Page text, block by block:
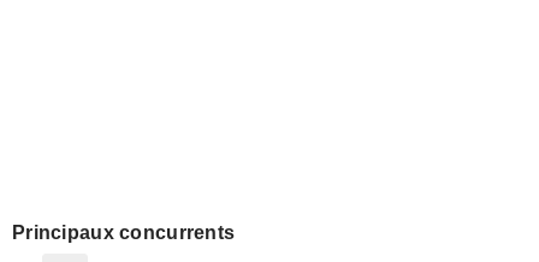
Principaux concurrents